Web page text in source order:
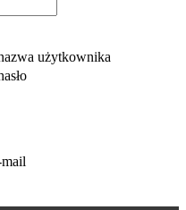
użytkownika